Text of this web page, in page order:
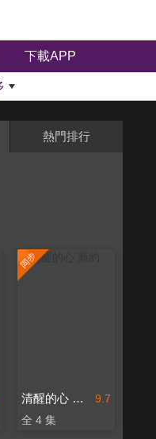
下載APP
熱門排行
9.7
清醒的心 新約
全 4 集